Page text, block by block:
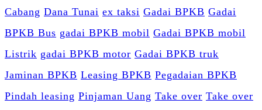
Cabang Dana Tunai ex taksi Gadai BPKB Gadai
BPKB Bus gadai BPKB mobil Gadai BPKB mobil
Listrik gadai BPKB motor Gadai BPKB truk
Jaminan BPKB Leasing BPKB Pegadaian BPKB
Pindah leasing Pinjaman Uang Take over Take over